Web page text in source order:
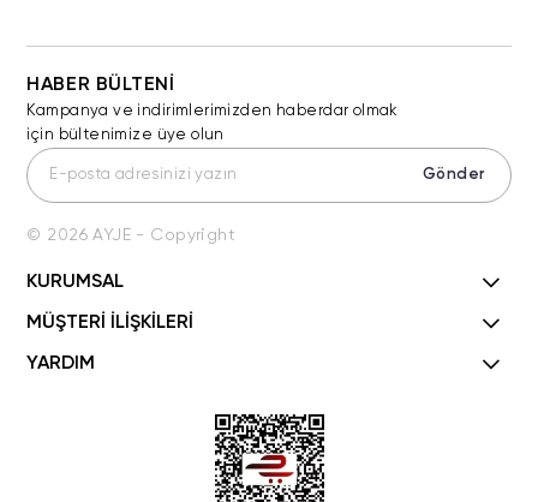
HABER BÜLTENİ
Kampanya ve indirimlerimizden haberdar olmak
için bültenimize üye olun
Gönder
© 2026 AYJE - Copyright
KURUMSAL
MÜŞTERİ İLİŞKİLERİ
YARDIM